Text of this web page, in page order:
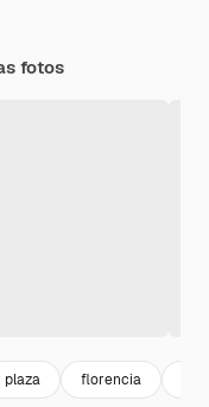
fotos
plaza florencia